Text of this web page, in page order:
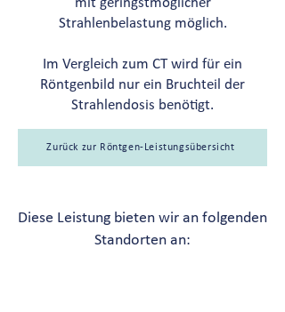
mit geringstmöglicher
Strahlenbelastung möglich.
Im Vergleich zum CT wird für ein
Röntgenbild nur ein Bruchteil der
Strahlendosis benötigt.
Zurück zur Röntgen-Leistungsübersicht
Diese Leistung bieten wir an folgenden
Standorten an: